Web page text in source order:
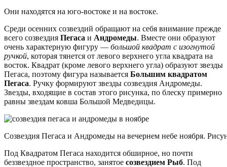
Они находятся на юго-востоке и на востоке.
Среди осенних созвездий обращают на себя внимание прежде
всего созвездия Пегаса и Андромеды. Вместе они образуют
очень характерную фигуру — большой квадрат с изогнутой
ручкой, которая тянется от левого верхнего угла квадрата на
восток. Квадрат (кроме левого верхнего угла) образуют звезды
Пегаса, поэтому фигура называется Большим квадратом
Пегаса. Ручку формируют звезды созвездия Андромеды.
Звезды, входящие в состав этого рисунка, по блеску примерно
равны звездам ковша Большой Медведицы.
Созвездия Пегаса и Андромеды на вечернем небе ноября.
Под Квадратом Пегаса находится обширное, но почти
беззвездное пространство, занятое созвездием Рыб. Под